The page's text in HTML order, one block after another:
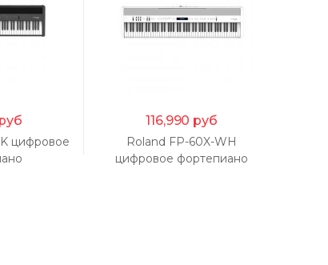
цифровое
116,990 руб
Roland FP-60X-WH
цифровое фортепиано